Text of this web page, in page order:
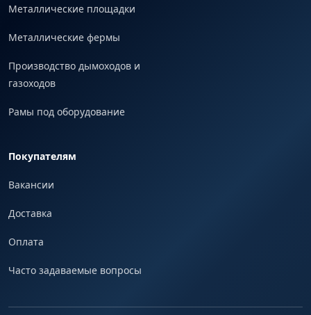
Металлические площадки
Металлические фермы
Производство дымоходов и
газоходов
Рамы под оборудование
Покупателям
Вакансии
Доставка
Оплата
Часто задаваемые вопросы